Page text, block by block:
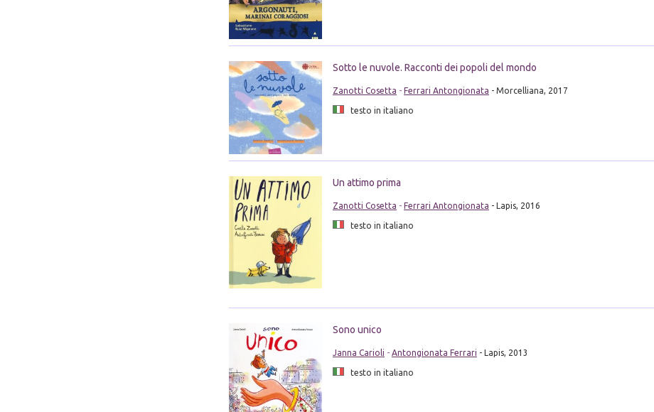
Sotto le nuvole. Racconti dei popoli del mondo
Zanotti Cosetta - Ferrari Antongionata - Morcelliana, 2017
testo in italiano
Un attimo prima
Zanotti Cosetta - Ferrari Antongionata - Lapis, 2016
testo in italiano
Sono unico
Janna Carioli - Antongionata Ferrari - Lapis, 2013
testo in italiano